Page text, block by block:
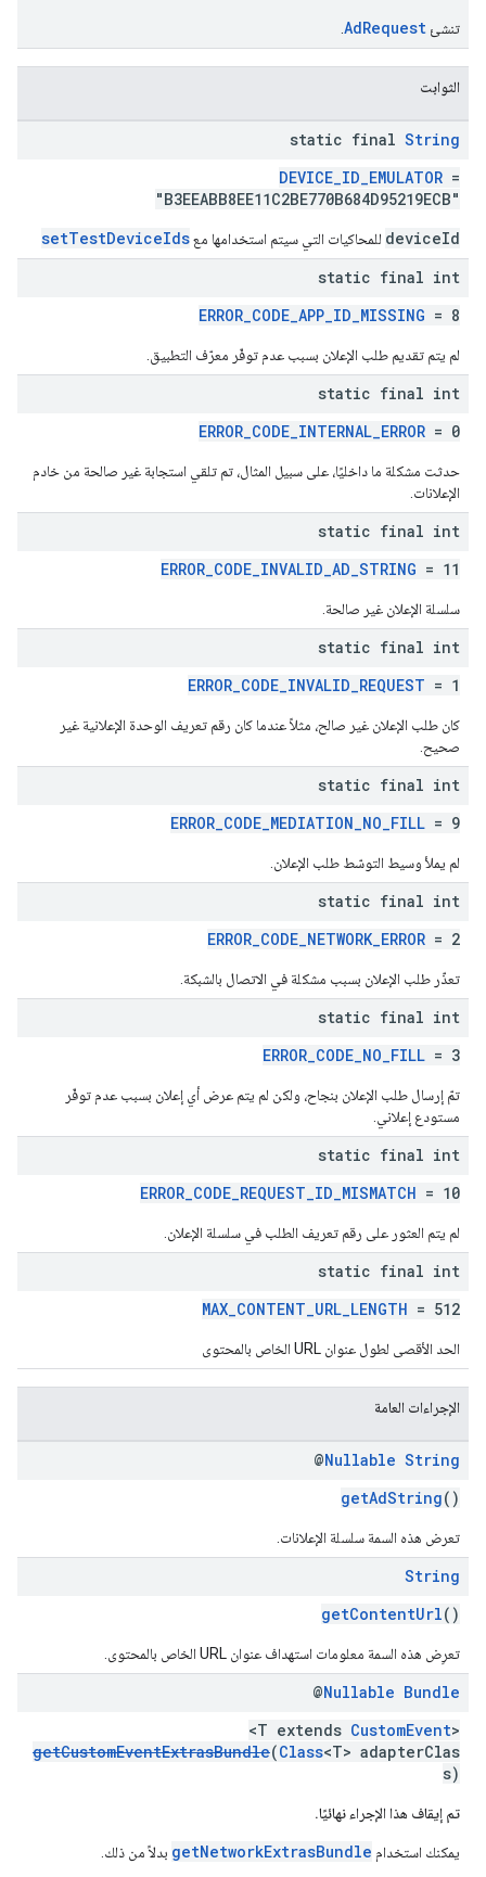
تنشئ AdRequest
الثوابت
static final String
DEVICE_ID_EMULATOR =
"B3EEABB8EE11C2BE770B684D95219ECB"
deviceId للمحاكيات التي سيتم استخدامها معsetTestDeviceIds
static final int
ERROR_CODE_APP_ID_MISSING = 8
لم يتم تقديم طلب الإعلان بسبب عدم توفّر معرّف التطبيق.
static final int
ERROR_CODE_INTERNAL_ERROR = 0
حدثت مشكلة ما داخليًا، على سبيل المثال، تم تلقي استجابة غير صالحة من خادم
الإعلانات.
static final int
ERROR_CODE_INVALID_AD_STRING = 11
سلسلة الإعلان غير صالحة.
static final int
ERROR_CODE_INVALID_REQUEST = 1
كان طلب الإعلان غير صالح، مثلاً عندما كان رقم تعريف الوحدة الإعلانية غير
صحيح.
static final int
ERROR_CODE_MEDIATION_NO_FILL = 9
لم يملأ وسيط التوسّط طلب الإعلان.
static final int
ERROR_CODE_NETWORK_ERROR = 2
تعذّر طلب الإعلان بسبب مشكلة في الاتصال بالشبكة.
static final int
ERROR_CODE_NO_FILL = 3
تمّ إرسال طلب الإعلان بنجاح، ولكن لم يتم عرض أي إعلان بسبب عدم توفّر
مستودع إعلاني.
static final int
ERROR_CODE_REQUEST_ID_MISMATCH = 10
لم يتم العثور على رقم تعريف الطلب في سلسلة الإعلان.
static final int
MAX_CONTENT_URL_LENGTH = 512
الحد الأقصى لطول عنوان URL الخاص بالمحتوى
الإجراءات العامة
@Nullable String
getAdString()
تعرض هذه السمة سلسلة الإعلانات.
String
getContentUrl()
تعرِض هذه السمة معلومات استهداف عنوان URL الخاص بالمحتوى.
@Nullable Bundle
<T extends CustomEvent>
getCustomEventExtrasBundle(Class<T> adapterClas
s)
تم إيقاف هذا الإجراء نهائيًا.
يمكنك استخدام getNetworkExtrasBundle بدلاً من ذلك.